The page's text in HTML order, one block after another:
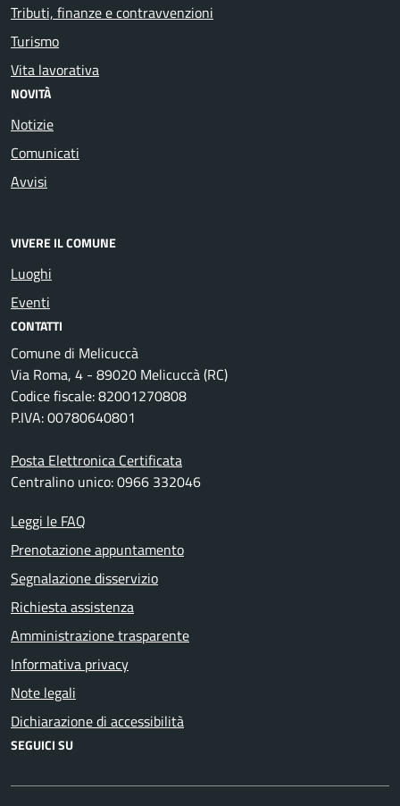
Tributi, finanze e contravvenzioni
Turismo
Vita lavorativa
NOVITÀ
Notizie
Comunicati
Avvisi
VIVERE IL COMUNE
Luoghi
Eventi
CONTATTI
Comune di Melicuccà
Via Roma, 4 - 89020 Melicuccà (RC)
Codice fiscale: 82001270808
P.IVA: 00780640801
Posta Elettronica Certificata
Centralino unico: 0966 332046
Leggi le FAQ
Prenotazione appuntamento
Segnalazione disservizio
Richiesta assistenza
Amministrazione trasparente
Informativa privacy
Note legali
Dichiarazione di accessibilità
SEGUICI SU